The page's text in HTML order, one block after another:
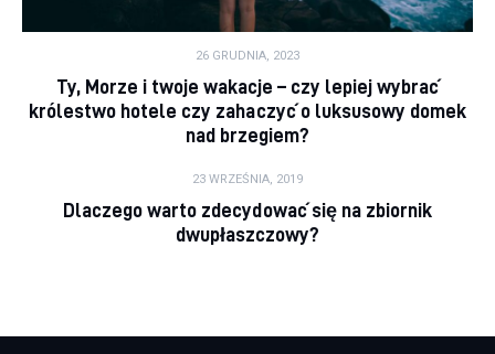
26 GRUDNIA, 2023
Ty, Morze i twoje wakacje – czy lepiej wybrać
królestwo hotele czy zahaczyć o luksusowy domek
nad brzegiem?
23 WRZEŚNIA, 2019
Dlaczego warto zdecydować się na zbiornik
dwupłaszczowy?